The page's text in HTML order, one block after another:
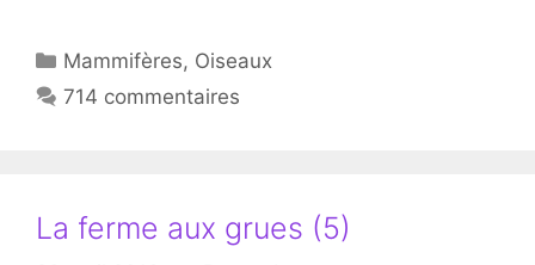
Catégories
Mammifères, Oiseaux
714 commentaires
La ferme aux grues (5)